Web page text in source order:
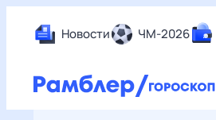
Новости ЧМ-2026